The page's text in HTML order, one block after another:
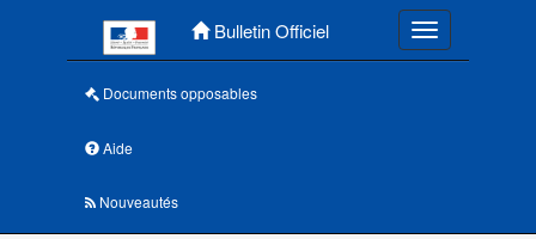
Bulletin Officiel Toggle
Documents opposables
Aide
Nouveautés